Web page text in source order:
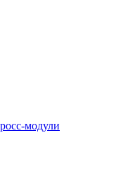
модули